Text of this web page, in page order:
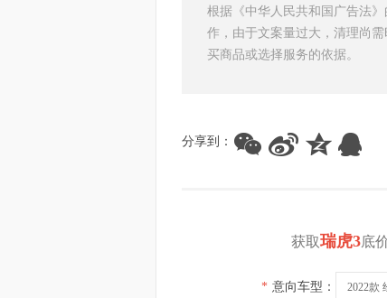
根据《中华人民共和国广告法
作，由于文案量过大，清理尚
买商品或选择服务的依据。
分享到：
获取瑞虎3底
* 意向车型： 2022款